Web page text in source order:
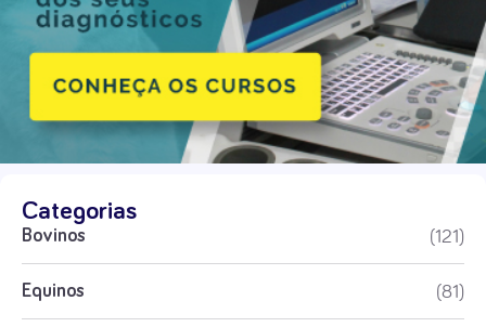
Categorias
Bovinos (121)
Equinos (81)